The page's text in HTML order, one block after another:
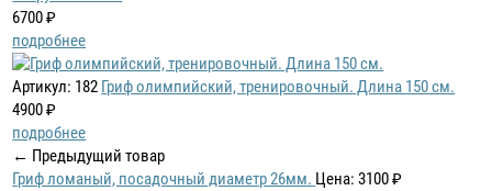
6700 ₽
подробнее
Артикул: 182 Гриф олимпийский, тренировочный. Длина 150 см.
4900 ₽
подробнее
← Предыдущий товар
Гриф ломаный, посадочный диаметр 26мм. Цена: 3100 ₽